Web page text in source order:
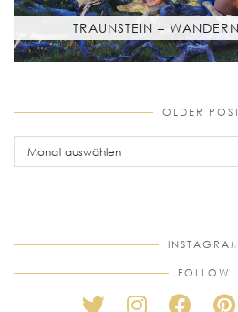
TRAUNSTEIN –
OLDER
older
posts
FOLLOW